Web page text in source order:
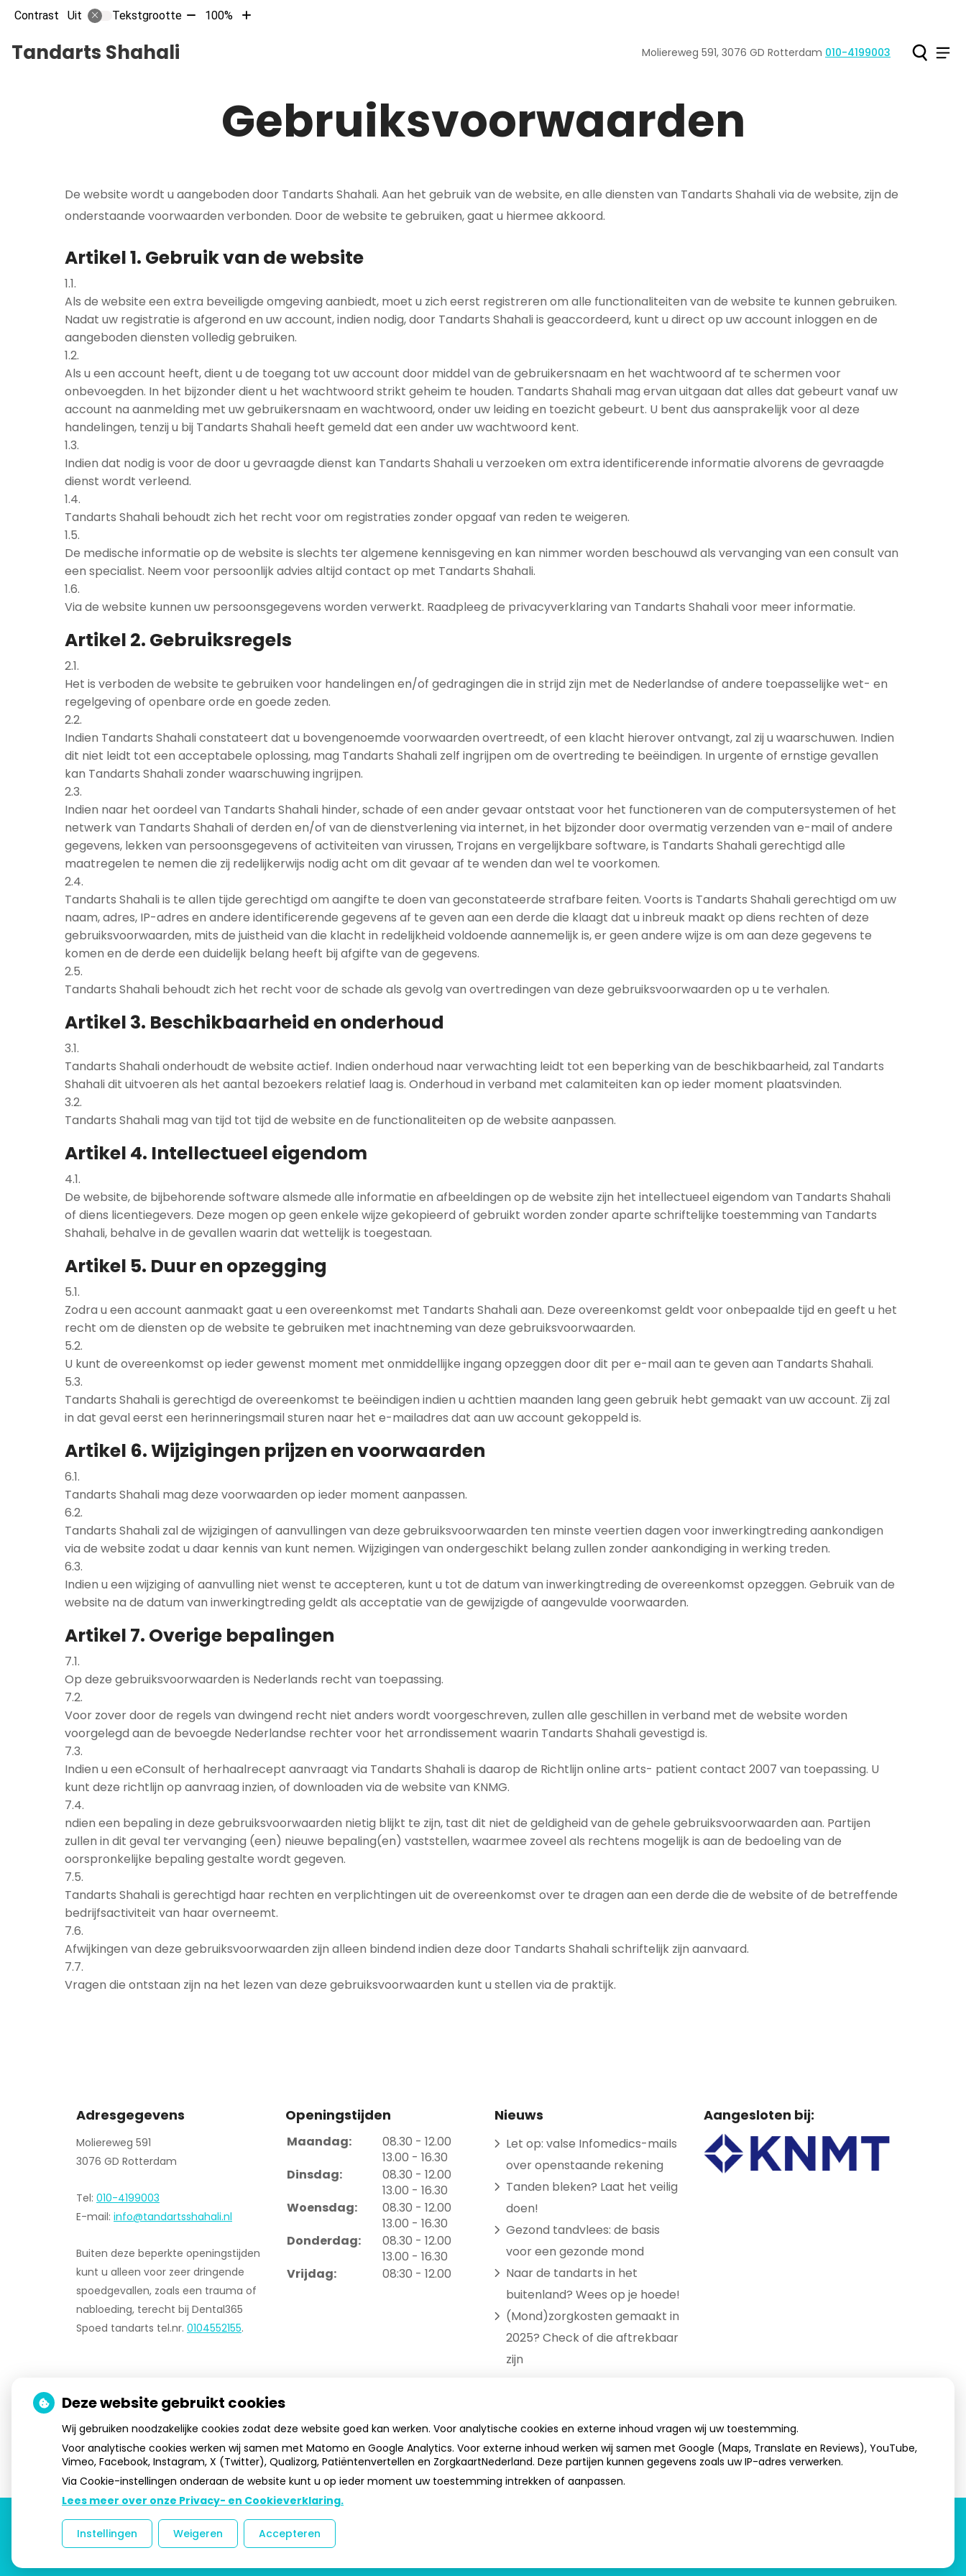
Contrast Uit Tekstgrootte Tekst100%
Tekst
Tandarts Shahali Moliereweg 591, 3076 GD Rotterdam Tel:
010-4199003
Gebruiksvoorwaarden
De website wordt u aangeboden door Tandarts Shahali. Aan het gebruik van de website, en alle diensten van Tandarts Shahali via de website, zijn de
onderstaande voorwaarden verbonden. Door de website te gebruiken, gaat u hiermee akkoord.
Artikel 1. Gebruik van de website
1.1.
Als de website een extra beveiligde omgeving aanbiedt, moet u zich eerst registreren om alle functionaliteiten van de website te kunnen gebruiken.
Nadat uw registratie is afgerond en uw account, indien nodig, door Tandarts Shahali is geaccordeerd, kunt u direct op uw account inloggen en de
aangeboden diensten volledig gebruiken.
1.2.
Als u een account heeft, dient u de toegang tot uw account door middel van de gebruikersnaam en het wachtwoord af te schermen voor
onbevoegden. In het bijzonder dient u het wachtwoord strikt geheim te houden. Tandarts Shahali mag ervan uitgaan dat alles dat gebeurt vanaf uw
account na aanmelding met uw gebruikersnaam en wachtwoord, onder uw leiding en toezicht gebeurt. U bent dus aansprakelijk voor al deze
handelingen, tenzij u bij Tandarts Shahali heeft gemeld dat een ander uw wachtwoord kent.
1.3.
Indien dat nodig is voor de door u gevraagde dienst kan Tandarts Shahali u verzoeken om extra identificerende informatie alvorens de gevraagde
dienst wordt verleend.
1.4.
Tandarts Shahali behoudt zich het recht voor om registraties zonder opgaaf van reden te weigeren.
1.5.
De medische informatie op de website is slechts ter algemene kennisgeving en kan nimmer worden beschouwd als vervanging van een consult van
een specialist. Neem voor persoonlijk advies altijd contact op met Tandarts Shahali.
1.6.
Via de website kunnen uw persoonsgegevens worden verwerkt. Raadpleeg de privacyverklaring van Tandarts Shahali voor meer informatie.
Artikel 2. Gebruiksregels
2.1.
Het is verboden de website te gebruiken voor handelingen en/of gedragingen die in strijd zijn met de Nederlandse of andere toepasselijke wet- en
regelgeving of openbare orde en goede zeden.
2.2.
Indien Tandarts Shahali constateert dat u bovengenoemde voorwaarden overtreedt, of een klacht hierover ontvangt, zal zij u waarschuwen. Indien
dit niet leidt tot een acceptabele oplossing, mag Tandarts Shahali zelf ingrijpen om de overtreding te beëindigen. In urgente of ernstige gevallen
kan Tandarts Shahali zonder waarschuwing ingrijpen.
2.3.
Indien naar het oordeel van Tandarts Shahali hinder, schade of een ander gevaar ontstaat voor het functioneren van de computersystemen of het
netwerk van Tandarts Shahali of derden en/of van de dienstverlening via internet, in het bijzonder door overmatig verzenden van e-mail of andere
gegevens, lekken van persoonsgegevens of activiteiten van virussen, Trojans en vergelijkbare software, is Tandarts Shahali gerechtigd alle
maatregelen te nemen die zij redelijkerwijs nodig acht om dit gevaar af te wenden dan wel te voorkomen.
2.4.
Tandarts Shahali is te allen tijde gerechtigd om aangifte te doen van geconstateerde strafbare feiten. Voorts is Tandarts Shahali gerechtigd om uw
naam, adres, IP-adres en andere identificerende gegevens af te geven aan een derde die klaagt dat u inbreuk maakt op diens rechten of deze
gebruiksvoorwaarden, mits de juistheid van die klacht in redelijkheid voldoende aannemelijk is, er geen andere wijze is om aan deze gegevens te
komen en de derde een duidelijk belang heeft bij afgifte van de gegevens.
2.5.
Tandarts Shahali behoudt zich het recht voor de schade als gevolg van overtredingen van deze gebruiksvoorwaarden op u te verhalen.
Artikel 3. Beschikbaarheid en onderhoud
3.1.
Tandarts Shahali onderhoudt de website actief. Indien onderhoud naar verwachting leidt tot een beperking van de beschikbaarheid, zal Tandarts
Shahali dit uitvoeren als het aantal bezoekers relatief laag is. Onderhoud in verband met calamiteiten kan op ieder moment plaatsvinden.
3.2.
Tandarts Shahali mag van tijd tot tijd de website en de functionaliteiten op de website aanpassen.
Artikel 4. Intellectueel eigendom
4.1.
De website, de bijbehorende software alsmede alle informatie en afbeeldingen op de website zijn het intellectueel eigendom van Tandarts Shahali
of diens licentiegevers. Deze mogen op geen enkele wijze gekopieerd of gebruikt worden zonder aparte schriftelijke toestemming van Tandarts
Shahali, behalve in de gevallen waarin dat wettelijk is toegestaan.
Artikel 5. Duur en opzegging
5.1.
Zodra u een account aanmaakt gaat u een overeenkomst met Tandarts Shahali aan. Deze overeenkomst geldt voor onbepaalde tijd en geeft u het
recht om de diensten op de website te gebruiken met inachtneming van deze gebruiksvoorwaarden.
5.2.
U kunt de overeenkomst op ieder gewenst moment met onmiddellijke ingang opzeggen door dit per e-mail aan te geven aan Tandarts Shahali.
5.3.
Tandarts Shahali is gerechtigd de overeenkomst te beëindigen indien u achttien maanden lang geen gebruik hebt gemaakt van uw account. Zij zal
in dat geval eerst een herinneringsmail sturen naar het e-mailadres dat aan uw account gekoppeld is.
Artikel 6. Wijzigingen prijzen en voorwaarden
6.1.
Tandarts Shahali mag deze voorwaarden op ieder moment aanpassen.
6.2.
Tandarts Shahali zal de wijzigingen of aanvullingen van deze gebruiksvoorwaarden ten minste veertien dagen voor inwerkingtreding aankondigen
via de website zodat u daar kennis van kunt nemen. Wijzigingen van ondergeschikt belang zullen zonder aankondiging in werking treden.
6.3.
Indien u een wijziging of aanvulling niet wenst te accepteren, kunt u tot de datum van inwerkingtreding de overeenkomst opzeggen. Gebruik van de
website na de datum van inwerkingtreding geldt als acceptatie van de gewijzigde of aangevulde voorwaarden.
Artikel 7. Overige bepalingen
7.1.
Op deze gebruiksvoorwaarden is Nederlands recht van toepassing.
7.2.
Voor zover door de regels van dwingend recht niet anders wordt voorgeschreven, zullen alle geschillen in verband met de website worden
voorgelegd aan de bevoegde Nederlandse rechter voor het arrondissement waarin Tandarts Shahali gevestigd is.
7.3.
Indien u een eConsult of herhaalrecept aanvraagt via Tandarts Shahali is daarop de Richtlijn online arts- patient contact 2007 van toepassing. U
kunt deze richtlijn op aanvraag inzien, of downloaden via de website van KNMG.
7.4.
ndien een bepaling in deze gebruiksvoorwaarden nietig blijkt te zijn, tast dit niet de geldigheid van de gehele gebruiksvoorwaarden aan. Partijen
zullen in dit geval ter vervanging (een) nieuwe bepaling(en) vaststellen, waarmee zoveel als rechtens mogelijk is aan de bedoeling van de
oorspronkelijke bepaling gestalte wordt gegeven.
7.5.
Tandarts Shahali is gerechtigd haar rechten en verplichtingen uit de overeenkomst over te dragen aan een derde die de website of de betreffende
bedrijfsactiviteit van haar overneemt.
7.6.
Afwijkingen van deze gebruiksvoorwaarden zijn alleen bindend indien deze door Tandarts Shahali schriftelijk zijn aanvaard.
7.7.
Vragen die ontstaan zijn na het lezen van deze gebruiksvoorwaarden kunt u stellen via de praktijk.
Adresgegevens
Moliereweg 591
3076 GD Rotterdam
Tel: 010-4199003
E-mail: info@tandartsshahali.nl
Buiten deze beperkte openingstijden
kunt u alleen voor zeer dringende
spoedgevallen, zoals een trauma of
nabloeding, terecht bij Dental365
Spoed tandarts tel.nr. 0104552155.
Openingstijden
Maandag: 08.30 tot
- 12.00
13.00 tot
- 16.30
Dinsdag:
08.30 tot
- 12.00
13.00 tot
- 16.30
Woensdag:
08.30 tot
- 12.00
13.00 tot
- 16.30
Donderdag:
08.30 tot
- 12.00
13.00 tot
- 16.30
Vrijdag:
08:30 - 12.00
Nieuws
Let op: valse Infomedics-mails
over openstaande rekening
Tanden bleken? Laat het veilig
doen!
Gezond tandvlees: de basis
voor een gezonde mond
Naar de tandarts in het
buitenland? Wees op je hoede!
(Mond)zorgkosten gemaakt in
2025? Check of die aftrekbaar
zijn
Aangesloten bij:
Uw Zorg Online | Beheer ontwerp: Dolly Warhol
Deze website gebruikt cookies
Wij gebruiken noodzakelijke cookies zodat deze website goed kan werken. Voor analytische cookies en externe inhoud vragen wij uw toestemming.
Voor analytische cookies werken wij samen met Matomo en Google Analytics. Voor externe inhoud werken wij samen met Google (Maps, Translate en Reviews), YouTube,
Vimeo, Facebook, Instagram, X (Twitter), Qualizorg, Patiëntenvertellen en ZorgkaartNederland. Deze partijen kunnen gegevens zoals uw IP-adres verwerken.
Via Cookie-instellingen onderaan de website kunt u op ieder moment uw toestemming intrekken of aanpassen.
Lees meer over onze Privacy- en Cookieverklaring.
Instellingen Weigeren Accepteren